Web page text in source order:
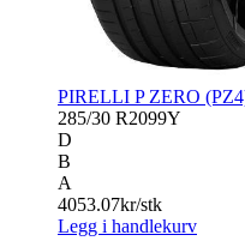
PIRELLI P ZERO
285/30 R2099Y
D
B
A
4053.07kr/stk
Legg i handlekurv